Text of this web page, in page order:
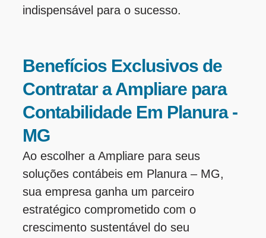
indispensável para o sucesso.
Benefícios Exclusivos de
Contratar a Ampliare para
Contabilidade Em Planura -
MG
Ao escolher a Ampliare para seus
soluções contábeis em Planura – MG,
sua empresa ganha um parceiro
estratégico comprometido com o
crescimento sustentável do seu